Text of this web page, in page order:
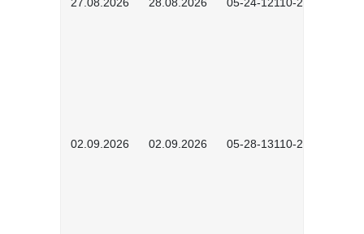
02.09.2026 02.09.2026 05-28-13110-2605